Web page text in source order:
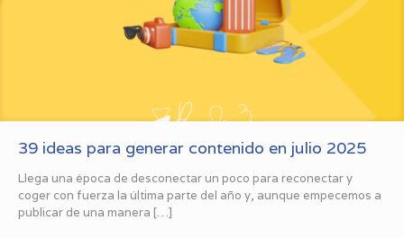
39 ideas para generar contenido en julio 2025
Llega una época de desconectar un poco para reconectar y
coger con fuerza la última parte del año y, aunque empecemos a
publicar de una manera […]